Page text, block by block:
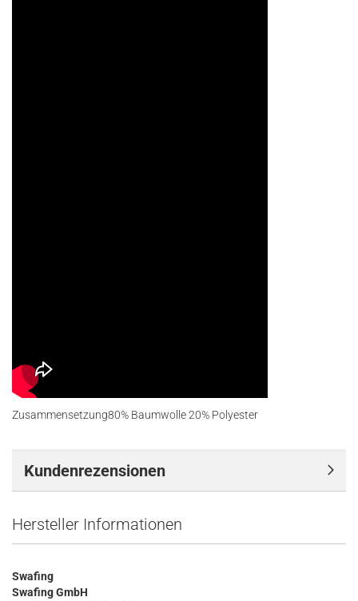
Zusammensetzung80% Baumwolle 20% Polyester
Kundenrezensionen
Hersteller Informationen
Swafing
Swafing GmbH